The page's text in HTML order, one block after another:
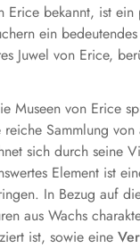
Erice bekannt, ist
ein
Juwel von Erice,
Museen von Erice
Sammlung
sich durch
Element ist
In Bezug auf
aus Wachs
ist, sowie eine